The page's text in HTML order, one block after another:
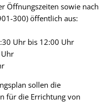
Öffnungszeiten sowie nach
300) öffentlich aus:
Uhr bis 12:00 Uhr
sollen die
für die Errichtung von